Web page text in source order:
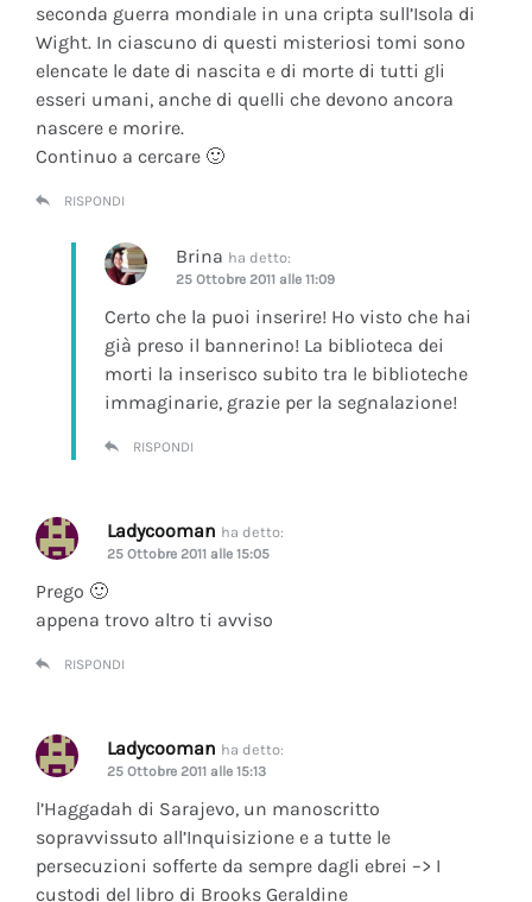
seconda guerra mondiale in una cripta sull’Isola di
Wight. In ciascuno di questi misteriosi tomi sono
elencate le date di nascita e di morte di tutti gli
esseri umani, anche di quelli che devono ancora
nascere e morire.
Continuo a cercare 🙂
RISPONDI
Brina ha detto:
25 Ottobre 2011 alle 11:09
Certo che la puoi inserire! Ho visto che hai
già preso il bannerino! La biblioteca dei
morti la inserisco subito tra le biblioteche
immaginarie, grazie per la segnalazione!
RISPONDI
Ladycooman ha detto:
25 Ottobre 2011 alle 15:05
Prego 🙂
appena trovo altro ti avviso
RISPONDI
Ladycooman ha detto:
25 Ottobre 2011 alle 15:13
l’Haggadah di Sarajevo, un manoscritto
sopravvissuto all’Inquisizione e a tutte le
persecuzioni sofferte da sempre dagli ebrei –> I
custodi del libro di Brooks Geraldine